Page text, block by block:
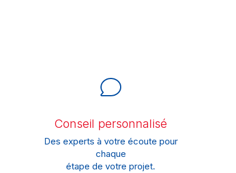
Conseil personnalisé
Des experts à votre écoute pour
chaque
étape de votre projet.